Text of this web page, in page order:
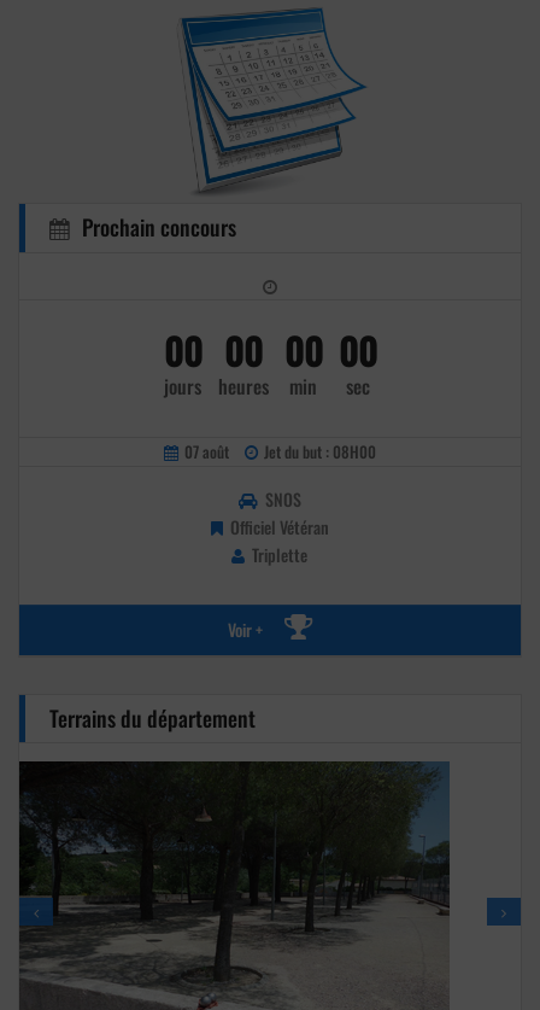
Prochain concours
00
jours
00
heures
00
min
00
sec
07 août Jet du but : 08H00
SNOS
Officiel Vétéran
Triplette
Voir +
Terrains du département